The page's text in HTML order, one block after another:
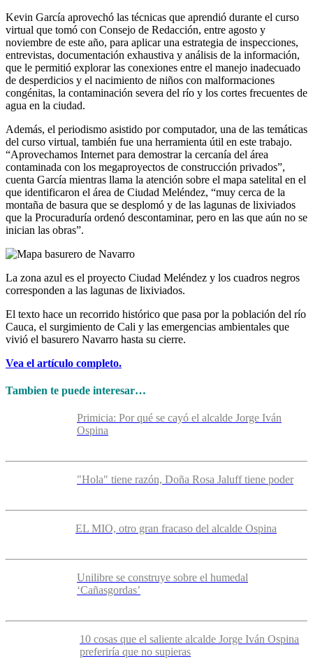
Kevin García aprovechó las técnicas que aprendió durante el curso
virtual que tomó con Consejo de Redacción, entre agosto y
noviembre de este año, para aplicar una estrategia de inspecciones,
entrevistas, documentación exhaustiva y análisis de la información,
que le permitió explorar las conexiones entre el manejo inadecuado
de desperdicios y el nacimiento de niños con malformaciones
congénitas, la contaminación severa del río y los cortes frecuentes de
agua en la ciudad.
Además, el periodismo asistido por computador, una de las temáticas
del curso virtual, también fue una herramienta útil en este trabajo.
“Aprovechamos Internet para demostrar la cercanía del área
contaminada con los megaproyectos de construcción privados”,
cuenta García mientras llama la atención sobre el mapa satelital en el
que identificaron el área de Ciudad Meléndez, “muy cerca de la
montaña de basura que se desplomó y de las lagunas de lixiviados
que la Procuraduría ordenó descontaminar, pero en las que aún no se
inician las obras”.
La zona azul es el proyecto Ciudad Meléndez y los cuadros negros
corresponden a las lagunas de lixiviados.
El texto hace un recorrido histórico que pasa por la población del río
Cauca, el surgimiento de Cali y las emergencias ambientales que
vivió el basurero Navarro hasta su cierre.
Vea el artículo completo.
Tambien te puede interesar…
Primicia: Por qué se cayó el alcalde Jorge Iván
Ospina
"Hola" tiene razón, Doña Rosa Jaluff tiene poder
EL MIO, otro gran fracaso del alcalde Ospina
Unilibre se construye sobre el humedal
‘Cañasgordas’
10 cosas que el saliente alcalde Jorge Iván Ospina
preferiría que no supieras